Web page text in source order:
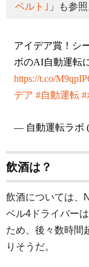
ベルト｣ 」も参照
アイデア賞！シ
ボのAI自動運転
https://t.co/
デア #自動運転 #
— 自動運転ラボ
飲酒は？
飲酒については、
ベル4ドライバー
ため、後々数時間
りそうだ。